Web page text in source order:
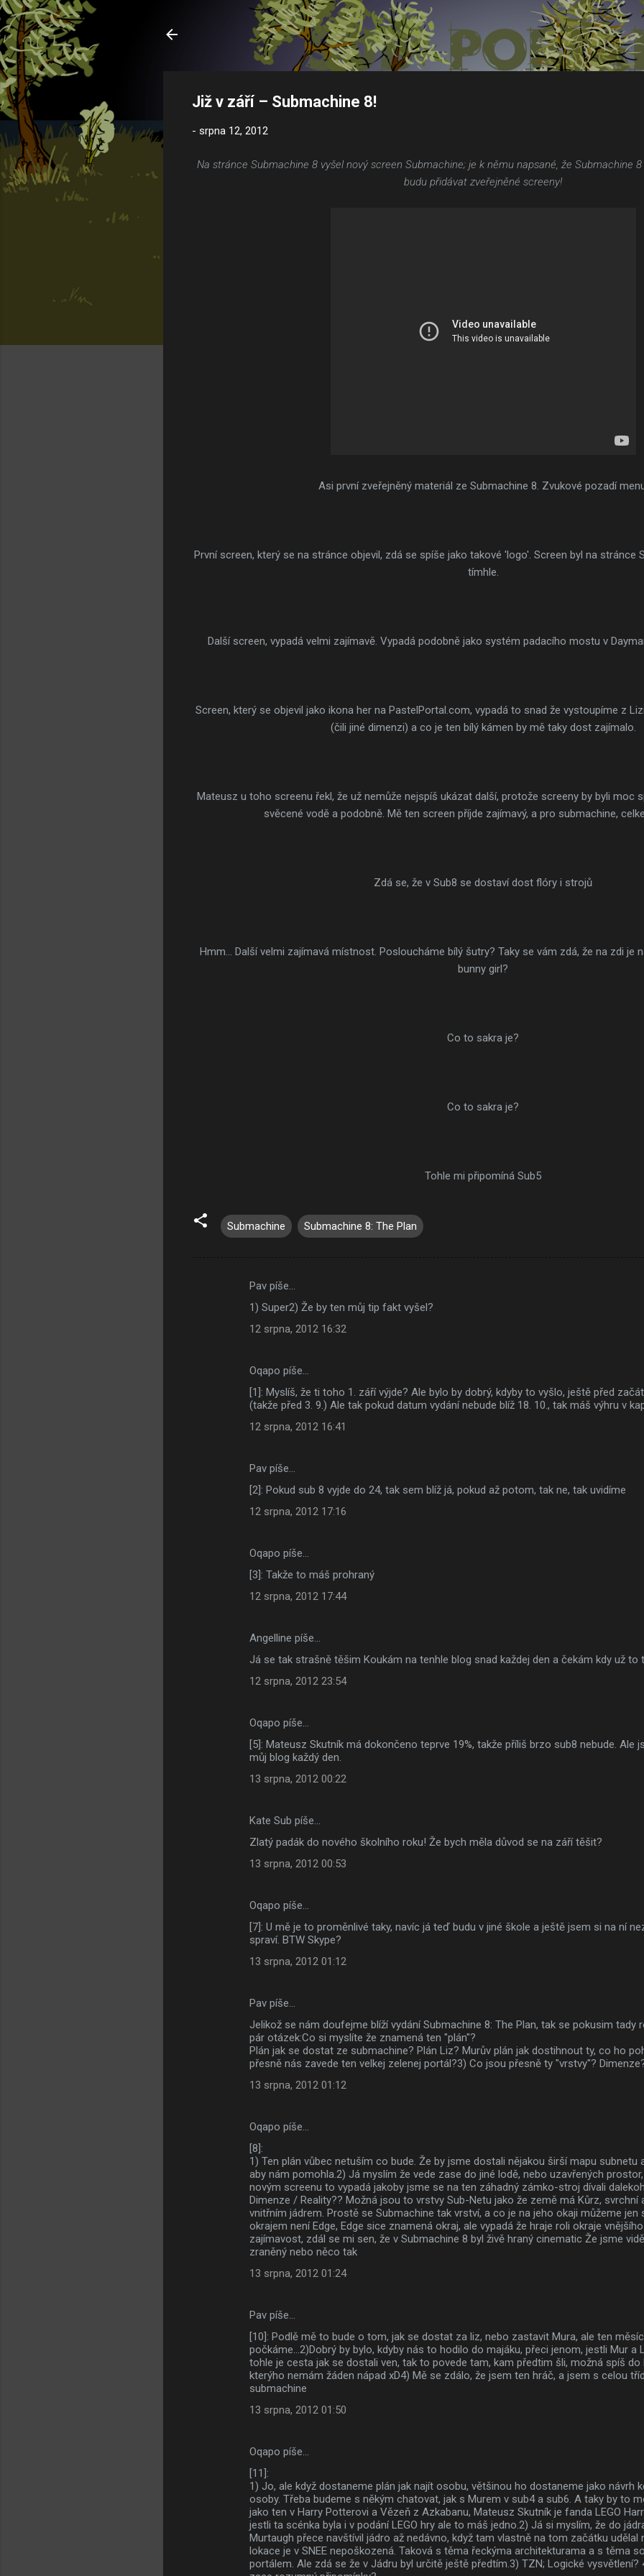
Přeskočit na hlavní obsah
Již v září – Submachine 8!
- srpna 12, 2012
Na stránce Submachine 8 vyšel nový screen Submachine; je k němu napsané, že Submachine
budu přidávat zveřejněné screeny!
Asi první zveřejněný materiál ze Submachine 8. Zvukové pozadí
První screen, který se na stránce objevil, zdá se spíše jako takové 'logo'. Screen byl na stránce
tímhle.
Další screen, vypadá velmi zajímavě. Vypadá podobně jako systém padacího mostu v
Screen, který se objevil jako ikona her na PastelPortal.com, vypadá to snad že vystoupíme z
(čili jiné dimenzi) a co je ten bílý kámen by mě taky dost zajímalo.
Mateusz u toho screenu řekl, že už nemůže nejspíš ukázat další, protože screeny by byli moc
svěcené vodě a podobně. Mě ten screen příjde zajímavý, a pro submachine,
Zdá se, že v Sub8 se dostaví dost flóry i strojů
Hmm... Další velmi zajímavá místnost. Posloucháme bílý šutry? Taky se vám zdá, že na zdi je
bunny girl?
Co to sakra je?
Co to sakra je?
Tohle mi připomíná Sub5
Submachine Submachine 8: The Plan
Pav píše…
1) Super2) Že by ten můj tip fakt vyšel?
12 srpna, 2012 16:32
Oqapo píše…
[1]: Myslíš, že ti toho 1. září výjde? Ale bylo by dobrý, kdyby to vyšlo, ještě před
(takže před 3. 9.) Ale tak pokud datum vydání nebude blíž 18. 10., tak máš výhru v
12 srpna, 2012 16:41
Pav píše…
[2]: Pokud sub 8 vyjde do 24, tak sem blíž já, pokud až potom, tak ne, tak uvidíme
12 srpna, 2012 17:16
Oqapo píše…
[3]: Takže to máš prohraný
12 srpna, 2012 17:44
Angelline píše…
Já se tak strašně těšim Koukám na tenhle blog snad každej den a čekám kdy už to
12 srpna, 2012 23:54
Oqapo píše…
[5]: Mateusz Skutník má dokončeno teprve 19%, takže příliš brzo sub8 nebude. Ale
můj blog každý den.
13 srpna, 2012 00:22
Kate Sub píše…
Zlatý padák do nového školního roku! Že bych měla důvod se na září těšit?
13 srpna, 2012 00:53
Oqapo píše…
[7]: U mě je to proměnlivé taky, navíc já teď budu v jiné škole a ještě jsem si na ní
spraví. BTW Skype?
13 srpna, 2012 01:12
Pav píše…
Jelikož se nám doufejme blíží vydání Submachine 8: The Plan, tak se pokusim tady
pár otázek:Co si myslíte že znamená ten "plán"?
Plán jak se dostat ze submachine? Plán Liz? Murův plán jak dostihnout ty, co ho
přesně nás zavede ten velkej zelenej portál?3) Co jsou přesně ty "vrstvy"?
13 srpna, 2012 01:12
Oqapo píše…
[8]:
1) Ten plán vůbec netuším co bude. Že by jsme dostali nějakou širší mapu subnetu
aby nám pomohla.2) Já myslím že vede zase do jiné lodě, nebo uzavřených
novým screenu to vypadá jakoby jsme se na ten záhadný zámko-stroj dívali
Dimenze / Reality?? Možná jsou to vrstvy Sub-Netu jako že země má Kůrz, svrchní
vnitřním jádrem. Prostě se Submachine tak vrství, a co je na jeho okaji můžeme jen
okrajem není Edge, Edge sice znamená okraj, ale vypadá že hraje roli okraje
zajímavost, zdál se mi sen, že v Submachine 8 byl živě hraný cinematic Že jsme
zraněný nebo něco tak
13 srpna, 2012 01:24
Pav píše…
[10]: Podlě mě to bude o tom, jak se dostat za liz, nebo zastavit Mura, ale ten
počkáme...2)Dobrý by bylo, kdyby nás to hodilo do majáku, přeci jenom, jestli Mur a
tohle je cesta jak se dostali ven, tak to povede tam, kam předtim šli, možná spíš do
kterýho nemám žáden nápad xD4) Mě se zdálo, že jsem ten hráč, a jsem s celou
submachine
13 srpna, 2012 01:50
Oqapo píše…
[11]:
1) Jo, ale když dostaneme plán jak najít osobu, většinou ho dostaneme jako návrh
osoby. Třeba budeme s někým chatovat, jak s Murem v sub4 a sub6. A taky by to
jako ten v Harry Potterovi a Vězeň z Azkabanu, Mateusz Skutník je fanda LEGO
jestli ta scénka byla i v podání LEGO hry ale to máš jedno.2) Já si myslím, že do
Murtaugh přece navštívil jádro až nedávno, když tam vlastně na tom začátku udělal
lokace je v SNEE nepoškozená. Taková s těma řeckýma architekturama a s těma
portálem. Ale zdá se že v Jádru byl určitě ještě předtím.3) TZN; Logické vysvětlení?